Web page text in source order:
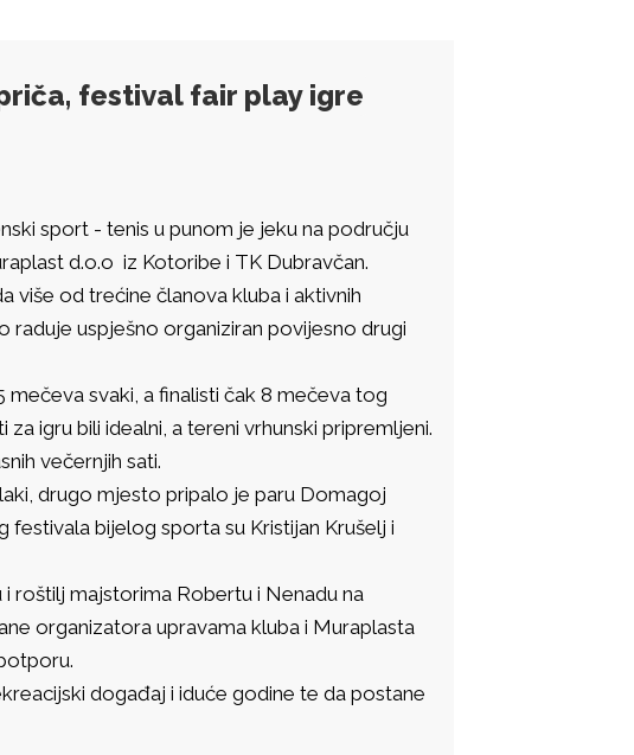
festival fair play igre
sport - tenis u punom je jeku na području
d.o.o iz Kotoribe i TK Dubravčan.
više od trećine članova kluba i aktivnih
raduje uspješno organiziran povijesno drugi
svaki, a finalisti čak 8 mečeva tog
igru bili idealni, a tereni vrhunski pripremljeni.
večernjih sati.
drugo mjesto pripalo je paru Domagoj
festivala bijelog sporta su Kristijan Krušelj i
i roštilj majstorima Robertu i Nenadu na
organizatora upravama kluba i Muraplasta
događaj i iduće godine te da postane